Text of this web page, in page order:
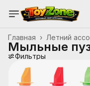
Летний
Главная ›
Мыльные
Фильтры